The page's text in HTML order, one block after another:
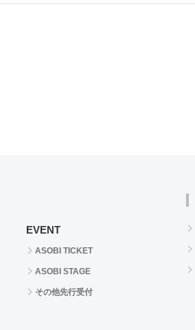
EVENT
ASOBI TICKET
ASOBI STAGE
その他先行受付